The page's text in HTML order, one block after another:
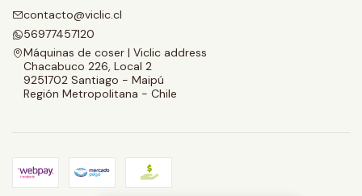
contacto@viclic.cl
56977457120
Máquinas de coser | Viclic address
Chacabuco 226, Local 2
9251702 Santiago - Maipú
Región Metropolitana - Chile